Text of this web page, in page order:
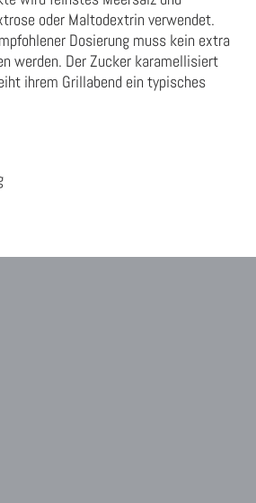
oder Maltodextrin verwendet.
Dosierung muss kein extra
werden. Der Zucker karamellisiert
ihrem Grillabend ein typisches